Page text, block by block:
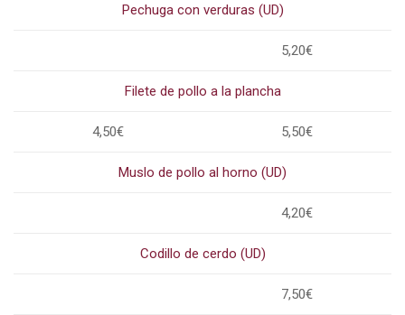
Pechuga con verduras (UD)
5,20€
Filete de pollo a la plancha
4,50€ 5,50€
Muslo de pollo al horno (UD)
4,20€
Codillo de cerdo (UD)
7,50€